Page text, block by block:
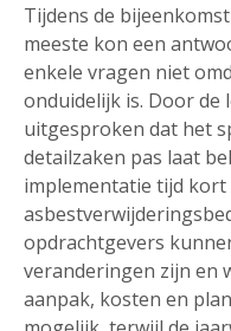
Tijdens de
meeste kon een
enkele vragen niet
onduidelijk is. Door de
uitgesproken dat het
detailzaken pas laat
implementatie tijd kort
opdrachtgevers
veranderingen zijn en
aanpak, kosten en